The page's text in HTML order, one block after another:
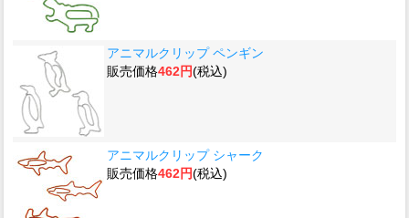
アニマルクリップ ペンギン
販売価格462円(税込)
アニマルクリップ シャーク
販売価格462円(税込)